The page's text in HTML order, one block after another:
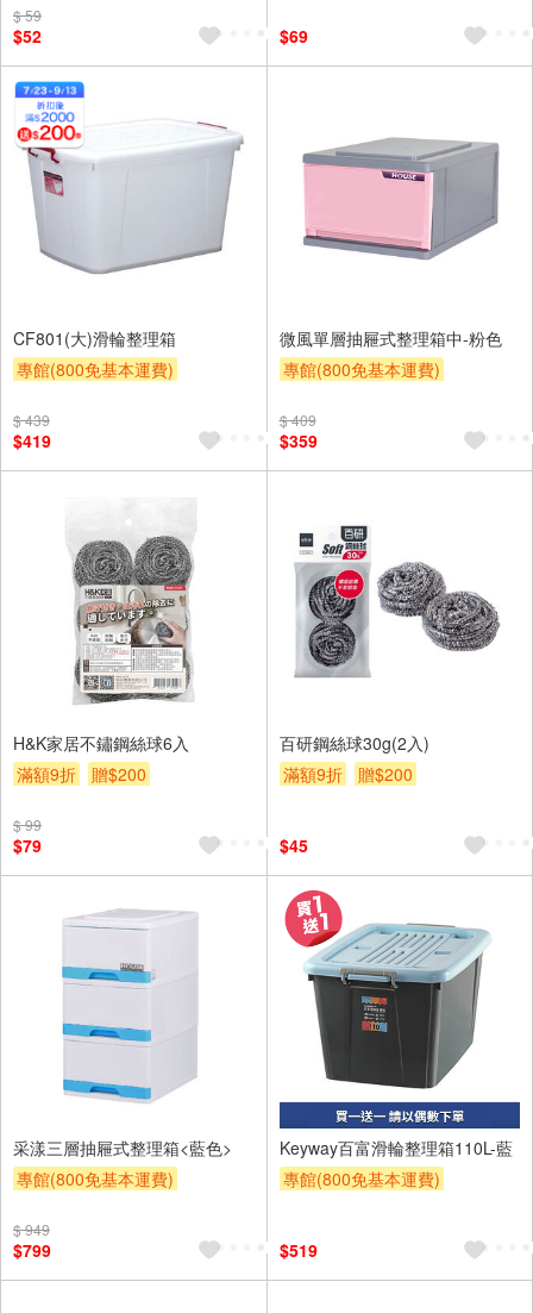
$ 59
$52 $69
CF801(大)滑輪整理箱
專館(800免基本運費)
$ 439
$419
微風單層抽屜式整理箱中-粉色
專館(800免基本運費)
$ 409
$359
H&K家居不鏽鋼絲球6入
滿額9折
贈$200
$ 99
$79
百研鋼絲球30g(2入)
滿額9折
贈$200
$45
采漾三層抽屜式整理箱<藍色>
專館(800免基本運費)
$ 949
$799
Keyway百富滑輪整理箱110L-藍
專館(800免基本運費)
$519